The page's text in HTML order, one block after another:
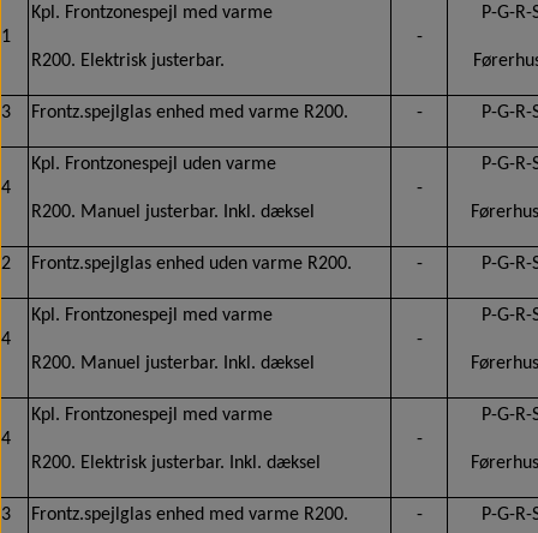
1
Kpl. Frontzonespejl med varme
R200. Elektrisk justerbar.
-
P-G-
3 Frontz.spejlglas enhed med varme R200. - P-G-
4
Kpl. Frontzonespejl uden varme
R200. Manuel justerbar. Inkl. dæksel
-
P-G-
2 Frontz.spejlglas enhed uden varme R200. - P-G-
4
Kpl. Frontzonespejl med varme
R200. Manuel justerbar. Inkl. dæksel
-
P-G-
4
Kpl. Frontzonespejl med varme
R200. Elektrisk justerbar. Inkl. dæksel
-
P-G-
3 Frontz.spejlglas enhed med varme R200. - P-G-